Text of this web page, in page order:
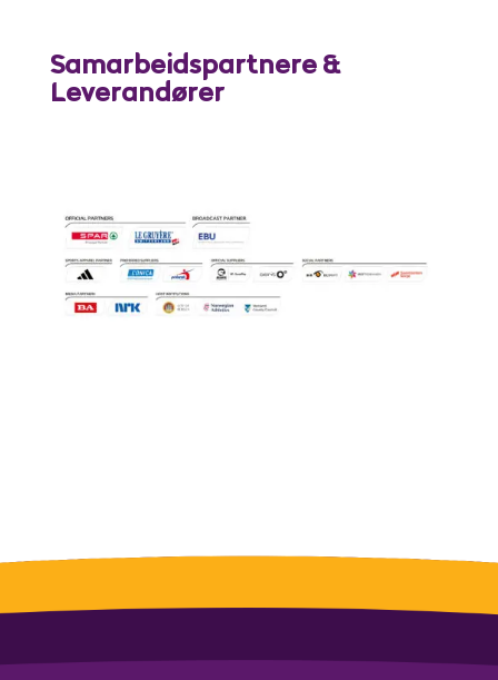
Samarbeidspartnere &
Leverandører